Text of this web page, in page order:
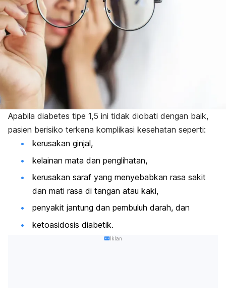
Apabila diabetes tipe 1,5 ini tidak diobati dengan baik,
pasien berisiko terkena komplikasi kesehatan seperti:
kerusakan ginjal,
kelainan mata dan penglihatan,
kerusakan saraf yang menyebabkan rasa sakit
dan mati rasa di tangan atau kaki,
penyakit jantung dan pembuluh darah, dan
ketoasidosis diabetik.
Iklan